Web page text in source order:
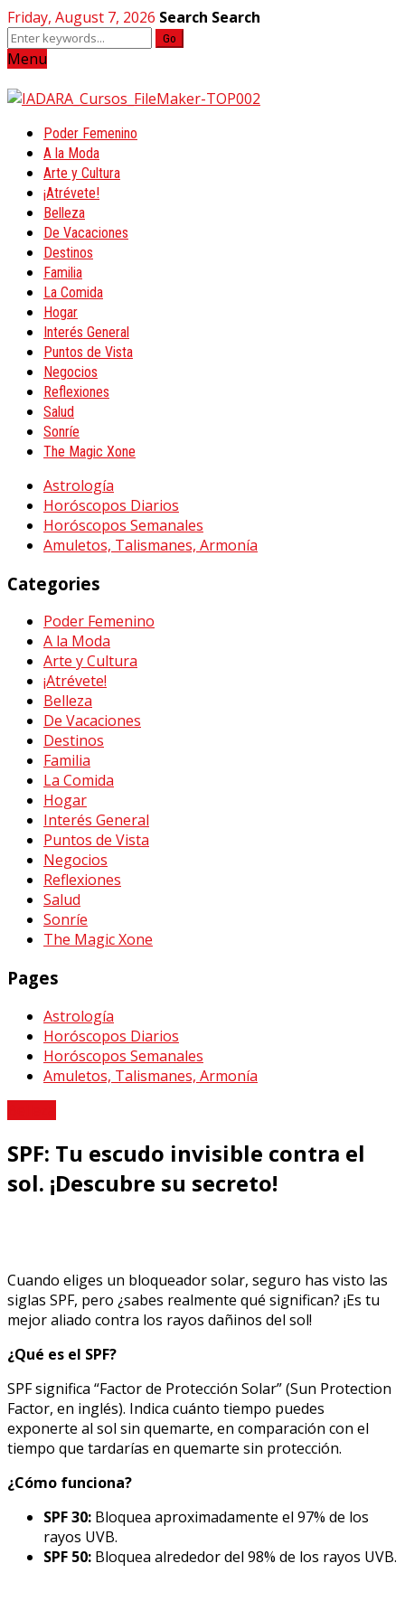
Friday, August 7, 2026 Search Search
Go
Menu
Poder Femenino
A la Moda
Arte y Cultura
¡Atrévete!
Belleza
De Vacaciones
Destinos
Familia
La Comida
Hogar
Interés General
Puntos de Vista
Negocios
Reflexiones
Salud
Sonríe
The Magic Xone
Astrología
Horóscopos Diarios
Horóscopos Semanales
Amuletos, Talismanes, Armonía
Categories
Poder Femenino
A la Moda
Arte y Cultura
¡Atrévete!
Belleza
De Vacaciones
Destinos
Familia
La Comida
Hogar
Interés General
Puntos de Vista
Negocios
Reflexiones
Salud
Sonríe
The Magic Xone
Pages
Astrología
Horóscopos Diarios
Horóscopos Semanales
Amuletos, Talismanes, Armonía
SPF: Tu escudo invisible contra el
sol. ¡Descubre su secreto!
Cuando eliges un bloqueador solar, seguro has visto las
siglas SPF, pero ¿sabes realmente qué significan? ¡Es tu
mejor aliado contra los rayos dañinos del sol!
¿Qué es el SPF?
SPF significa “Factor de Protección Solar” (Sun Protection
Factor, en inglés). Indica cuánto tiempo puedes
exponerte al sol sin quemarte, en comparación con el
tiempo que tardarías en quemarte sin protección.
¿Cómo funciona?
SPF 30: Bloquea aproximadamente el 97% de los
rayos UVB.
SPF 50: Bloquea alrededor del 98% de los rayos UVB.